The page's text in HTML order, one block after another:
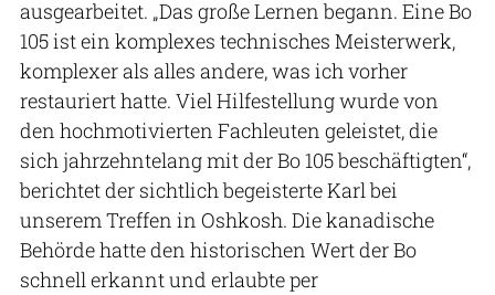
ausgearbeitet. „Das große Lernen begann. Eine Bo
105 ist ein komplexes technisches Meisterwerk,
komplexer als alles andere, was ich vorher
restauriert hatte. Viel Hilfestellung wurde von
den hochmotivierten Fachleuten geleistet, die
sich jahrzehntelang mit der Bo 105 beschäftigten“,
berichtet der sichtlich begeisterte Karl bei
unserem Treffen in Oshkosh. Die kanadische
Behörde hatte den historischen Wert der Bo
schnell erkannt und erlaubte per